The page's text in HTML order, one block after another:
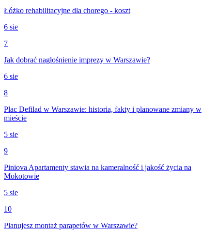
Łóżko rehabilitacyjne dla chorego - koszt
6 sie
7
Jak dobrać nagłośnienie imprezy w Warszawie?
6 sie
8
Plac Defilad w Warszawie: historia, fakty i planowane zmiany w
mieście
5 sie
9
Piniova Apartamenty stawia na kameralność i jakość życia na
Mokotowie
5 sie
10
Planujesz montaż parapetów w Warszawie?